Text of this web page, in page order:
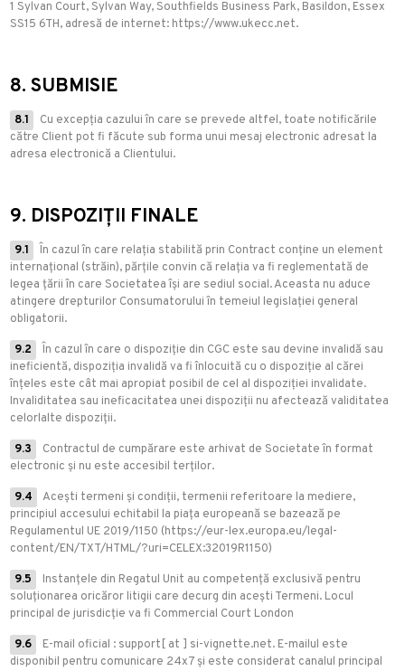
1 Sylvan Court, Sylvan Way, Southfields Business Park, Basildon, Essex
SS15 6TH, adresă de internet: https://www.ukecc.net.
8. SUBMISIE
8.1
Cu excepția cazului în care se prevede altfel, toate notificările
către Client pot fi făcute sub forma unui mesaj electronic adresat la
adresa electronică a Clientului.
9. DISPOZIȚII FINALE
9.1
În cazul în care relația stabilită prin Contract conține un element
internațional (străin), părțile convin că relația va fi reglementată de
legea țării în care Societatea își are sediul social. Aceasta nu aduce
atingere drepturilor Consumatorului în temeiul legislației general
obligatorii.
9.2
În cazul în care o dispoziție din CGC este sau devine invalidă sau
ineficientă, dispoziția invalidă va fi înlocuită cu o dispoziție al cărei
înțeles este cât mai apropiat posibil de cel al dispoziției invalidate.
Invaliditatea sau ineficacitatea unei dispoziții nu afectează validitatea
celorlalte dispoziții.
9.3
Contractul de cumpărare este arhivat de Societate în format
electronic și nu este accesibil terților.
9.4
Acești termeni și condiții, termenii referitoare la mediere,
principiul accesului echitabil la piața europeană se bazează pe
Regulamentul UE 2019/1150 (https://eur-lex.europa.eu/legal-
content/EN/TXT/HTML/?uri=CELEX:32019R1150)
9.5
Instanțele din Regatul Unit au competență exclusivă pentru
soluționarea oricăror litigii care decurg din acești Termeni. Locul
principal de jurisdicție va fi Commercial Court London
9.6
E-mail oficial : support[ at ] si-vignette.net. E-mailul este
disponibil pentru comunicare 24x7 și este considerat canalul principal